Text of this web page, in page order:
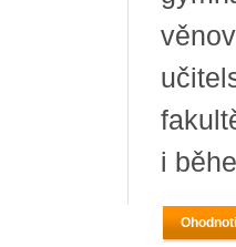
i